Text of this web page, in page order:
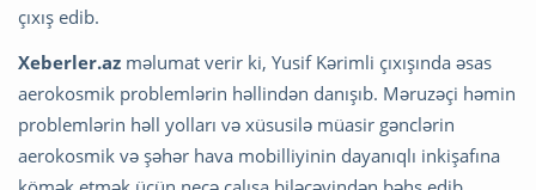
çıxış edib.
Xeberler.az məlumat verir ki, Yusif Kərimli çıxışında əsas
aerokosmik problemlərin həllindən danışıb. Məruzəçi həmin
problemlərin həll yolları və xüsusilə müasir gənclərin
aerokosmik və şəhər hava mobilliyinin dayanıqlı inkişafına